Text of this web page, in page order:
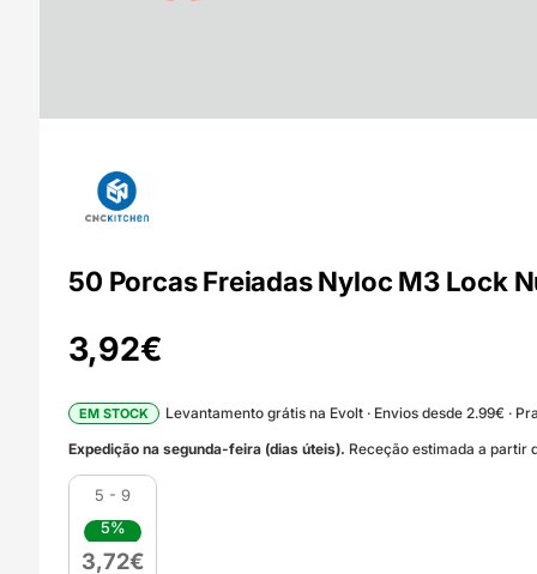
50 Porcas Freiadas Nyloc M3 Lock
3,92€
EM STOCK
Levantamento grátis na Evolt · Envios desde 2.99€ ·
Expedição na segunda-feira (dias úteis). Receção estimada a partir
5 - 9
5%
3,72€